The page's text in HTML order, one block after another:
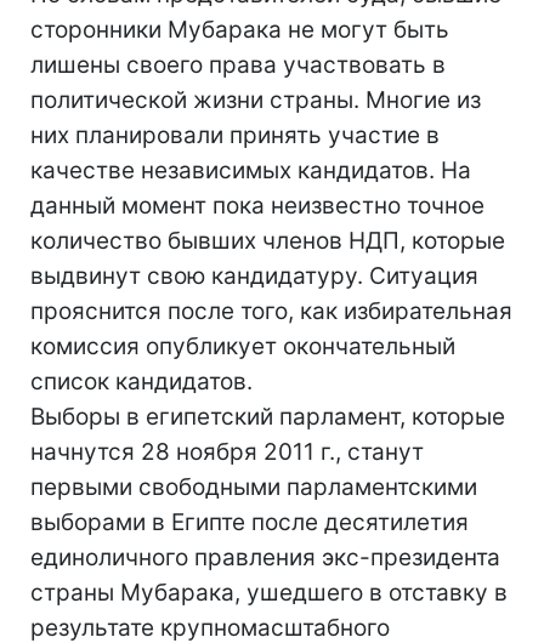
сторонники Мубарака не могут быть
лишены своего права участвовать в
политической жизни страны. Многие из
них планировали принять участие в
качестве независимых кандидатов. На
данный момент пока неизвестно точное
количество бывших членов НДП, которые
выдвинут свою кандидатуру. Ситуация
прояснится после того, как избирательная
комиссия опубликует окончательный
список кандидатов.
Выборы в египетский парламент, которые
начнутся 28 ноября 2011 г., станут
первыми свободными парламентскими
выборами в Египте после десятилетия
единоличного правления экс-президента
страны Мубарака, ушедшего в отставку в
результате крупномасштабного